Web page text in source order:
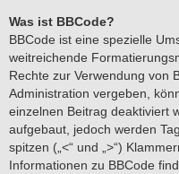
Was ist BBCode?
BBCode ist eine spezielle
weitreichende
Rechte zur Verwendung von
Administration vergeben,
einzelnen Beitrag deaktiviert
aufgebaut, jedoch werden
spitzen („<“ und „>“)
Informationen zu BBCode